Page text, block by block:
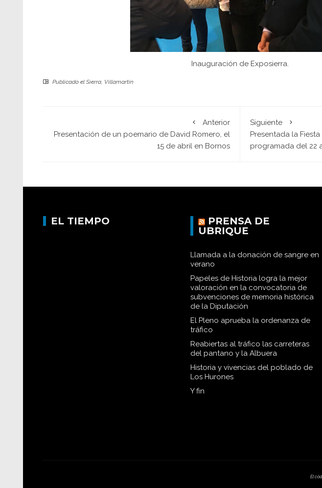
Inauguración de Exposierra.
Publicado el Sierra, Villamartín
Anterior
Presentación de un poemario de David Romero, el
15 de abril en Bornos
Siguiente
Presentada la
programada del 22
EL TIEMPO
PRENSA DE
UBRIQUE
Llamada a la donación de sangre en
verano
Papeles de Historia logra la mejor
valoración en la convocatoria de
subvenciones de memoria histórica
de la Diputación
El Pleno aprueba la ordenanza de
tráfico
Reabiertas al tráfico las carreteras
del pantano y la Albuera
Historia y vivencias del poblado de
Los Hurones
Y fin
El